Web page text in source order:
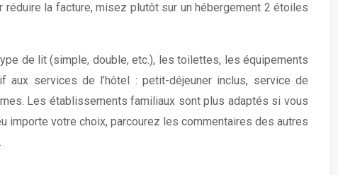
la facture, misez plutôt sur un hébergement 2 étoiles
de lit (simple, double, etc.), les toilettes, les équipements
services de l’hôtel : petit-déjeuner inclus, service de
Les établissements familiaux sont plus adaptés si vous
importe votre choix, parcourez les commentaires des autres